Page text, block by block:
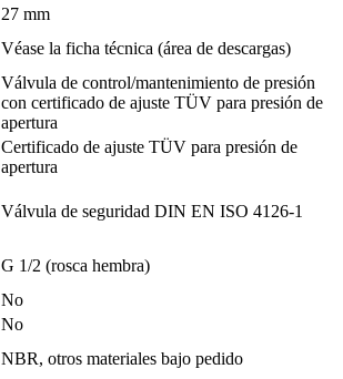
27 mm
Véase la ficha técnica (área de descargas)
Válvula de control/mantenimiento de presión
con certificado de ajuste TÜV para presión de
apertura
Certificado de ajuste TÜV para presión de
apertura
Válvula de seguridad DIN EN ISO 4126-1
G 1/2 (rosca hembra)
No
No
NBR, otros materiales bajo pedido